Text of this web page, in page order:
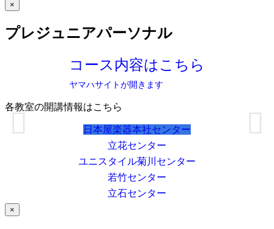
×
プレジュニアパーソナル
コース内容はこちら
ヤマハサイトが開きます
各教室の開講情報はこちら
日本屋楽器本社センター
立花センター
ユニスタイル菊川センター
若竹センター
立石センター
×